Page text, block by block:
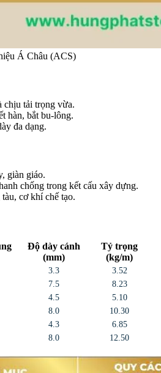
Á Châu (ACS)
chịu tải trọng vừa.
hàn, bắt bu-lông.
đa dạng.
giàn giáo.
chống trong kết cấu xây dựng.
cơ khí chế tạo.
Độ dày cánh
(mm)
Tỷ trọng
(kg/m)
3.3
3.52
7.5
8.23
4.5
5.10
8.0
10.30
4.3
6.85
8.0 12.50